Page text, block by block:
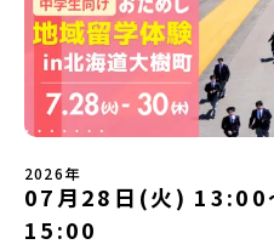
場を体験「フィールドワーク」
の歴史的な町並みを体感する「
人さんからまなぶ！有田焼伝統
（協力：clay studio）「みんな
り -仲間や地元の高校生、町の
（AM）「1日目の振り返り」「
（PM）「ランチ/お土産タイム」
ってプログラムを変更する場合が
所】佐賀県 有田町（ありたちょ
月5日（日）※参加が確定した方
自分の手で探求したい！」「自
い！」そんな中学生のみなさん
験」は、日本全国約200の高校と
を送る「地域みらい留学」をプチ
めてのひとり旅でも安心！現地で
いたします。今回のフィールド
う）」北海道の南に位置する平
然と「アイヌ文化」が継承されて
す。町名の「平取（びらとり）」
（崖の間を意味）という言葉から
大きな山々が連なる「幌尻岳（ぽ
2026年
07月28日(火) 13:00
15:00